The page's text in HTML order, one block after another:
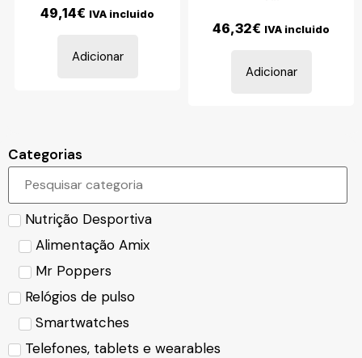
Categorias
Nutrição Desportiva
Alimentação Amix
Mr Poppers
Relógios de pulso
Smartwatches
Telefones, tablets e wearables
49,14€ IVA incluido
Adicionar
46,32€ IVA incluido
Adicionar